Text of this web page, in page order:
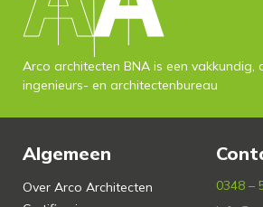
Arco architecten BNA is een vakkundig,
ingenieurs- en architectenbureau
Algemeen
Over Arco Architecten
0348 –